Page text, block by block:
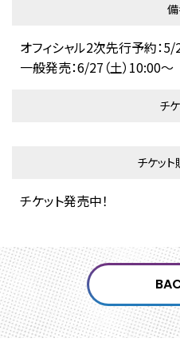
オフィシャル2次先行予約：
一般発売：6/27（土）10:00～
チ
チケッ
チケット発売中！